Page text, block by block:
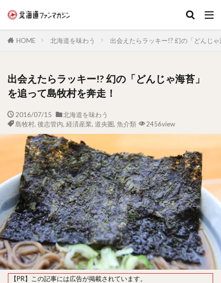
HOME 北海道を味わう 出会えたらラッキー!? 幻の「どんじ
出会えたらラッキー!? 幻の「どんじゃ海苔」
を追って島牧村を奔走！
2016/07/15
北海道を味わう
島牧村, 後志管内, 経済産業, 道央圏, 魚介類 2456view